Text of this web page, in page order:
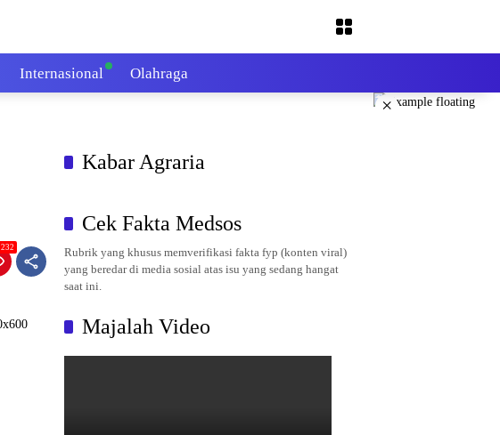
Internasional Olahraga
×
232
Kabar Agraria
Cek Fakta Medsos
Rubrik yang khusus memverifikasi fakta fyp (konten viral)
yang beredar di media sosial atas isu yang sedang hangat
saat ini.
Majalah Video